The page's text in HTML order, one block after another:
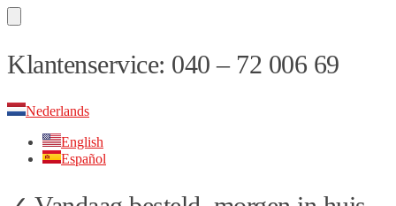
Skip
to
Skip
to
Klantenservice: 040 – 72 006 69
Nederlands
English
Español